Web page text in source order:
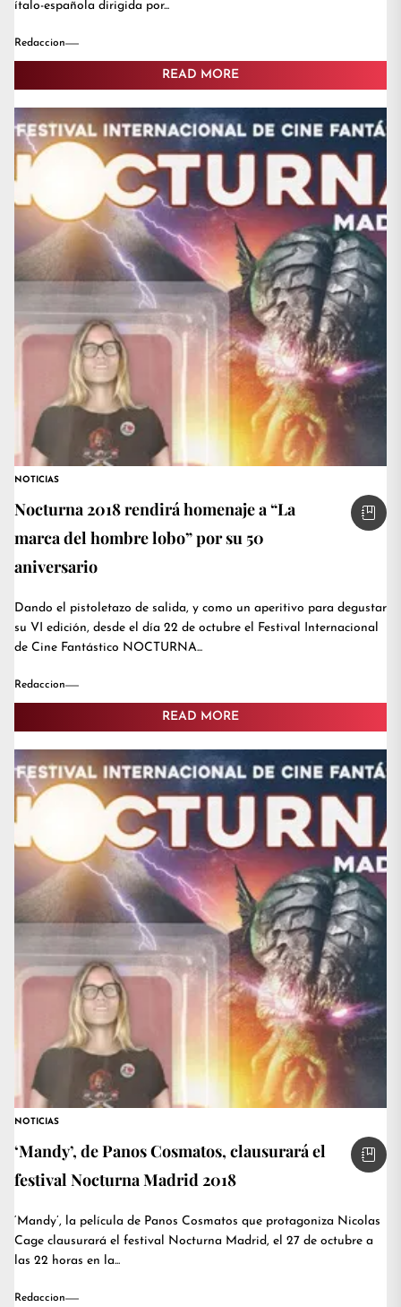
ítalo-española dirigida por...
Redaccion
READ MORE
NOTICIAS
Nocturna 2018 rendirá homenaje a “La
marca del hombre lobo” por su 50
aniversario
Dando el pistoletazo de salida, y como un aperitivo para degustar
su VI edición, desde el día 22 de octubre el Festival Internacional
de Cine Fantástico NOCTURNA...
Redaccion
READ MORE
NOTICIAS
‘Mandy’, de Panos Cosmatos, clausurará el
festival Nocturna Madrid 2018
‘Mandy’, la película de Panos Cosmatos que protagoniza Nicolas
Cage clausurará el festival Nocturna Madrid, el 27 de octubre a
las 22 horas en la...
Redaccion